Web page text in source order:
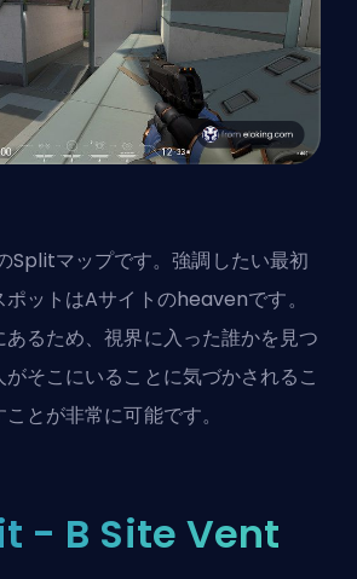
マップです。強調したい最初
ットはAサイトのheavenです。
るため、視界に入った誰かを見つ
そこにいることに気づかされるこ
とが非常に可能です。
- B Site Vent